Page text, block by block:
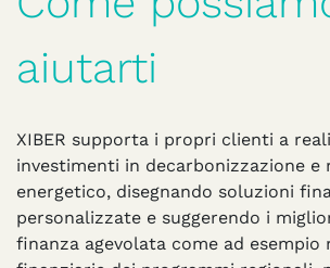
aiutarti
XIBER supporta i propri clienti a
investimenti in decarbonizzazione e
energetico, disegnando soluzioni
personalizzate e suggerendo i
finanza agevolata come ad esempio